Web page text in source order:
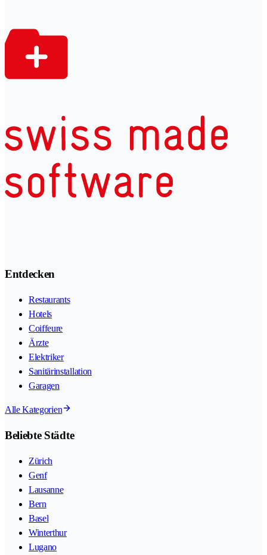
Entdecken
Restaurants
Hotels
Coiffeure
Ärzte
Elektriker
Sanitärinstallation
Garagen
Alle Kategorien
Beliebte Städte
Zürich
Genf
Lausanne
Bern
Basel
Winterthur
Lugano